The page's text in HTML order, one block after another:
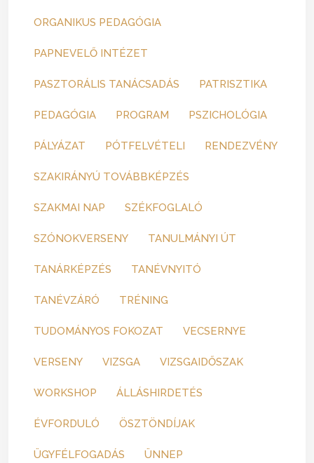
ORGANIKUS PEDAGÓGIA
PAPNEVELŐ INTÉZET
PASZTORÁLIS TANÁCSADÁS PATRISZTIKA
PEDAGÓGIA PROGRAM PSZICHOLÓGIA
PÁLYÁZAT PÓTFELVÉTELI RENDEZVÉNY
SZAKIRÁNYÚ TOVÁBBKÉPZÉS
SZAKMAI NAP SZÉKFOGLALÓ
SZÓNOKVERSENY TANULMÁNYI ÚT
TANÁRKÉPZÉS TANÉVNYITÓ
TANÉVZÁRÓ TRÉNING
TUDOMÁNYOS FOKOZAT VECSERNYE
VERSENY VIZSGA VIZSGAIDŐSZAK
WORKSHOP ÁLLÁSHIRDETÉS
ÉVFORDULÓ ÖSZTÖNDÍJAK
ÜGYFÉLFOGADÁS ÜNNEP